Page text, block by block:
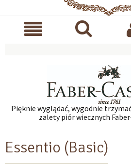
Pięknie wyglądać, wygodnie
zalety piór wiecznych
Essentio (Basic)